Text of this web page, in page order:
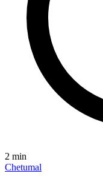
2 min
Chetumal